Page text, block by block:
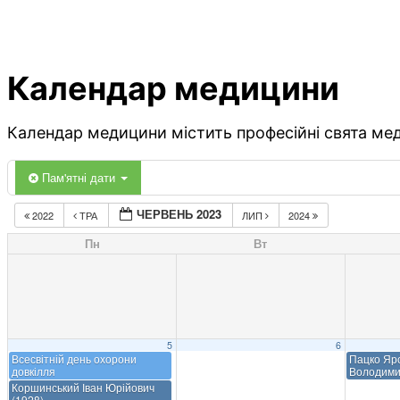
Календар медицини
Календар медицини містить професійні свята
Пам'ятні дати
2022 ТРА ЧЕРВЕНЬ 2023 ЛИП 2024
Пн Вт
5
Всесвітній день охорони
довкілля
Коршинський Іван Юрійович
6
Пацко